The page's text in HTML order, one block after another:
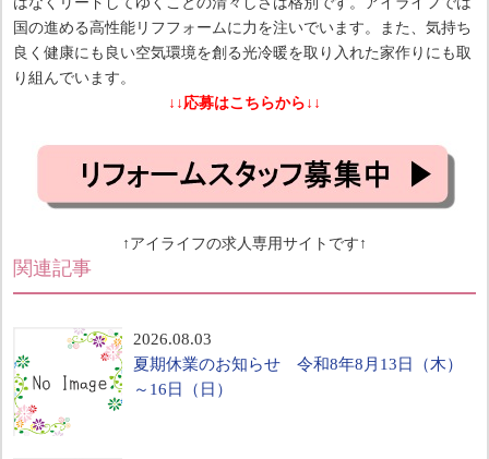
国の進める高性能リフフォームに力を注いでいます。また、気持ち
良く健康にも良い空気環境を創る光冷暖を取り入れた家作りにも取
り組んでいます。
↓↓応募はこちらから↓↓
↑アイライフの求人専用サイトです↑
関連記事
2026.08.03
夏期休業のお知らせ 令和8年8月13日（木）
～16日（日）